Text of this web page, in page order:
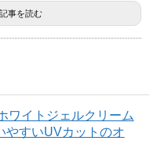
記事を読む
ワイトジェルクリーム
やすいUVカットのオ